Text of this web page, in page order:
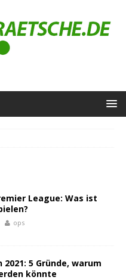
League: Was ist
ops
2021: 5 Gründe, warum
könnte